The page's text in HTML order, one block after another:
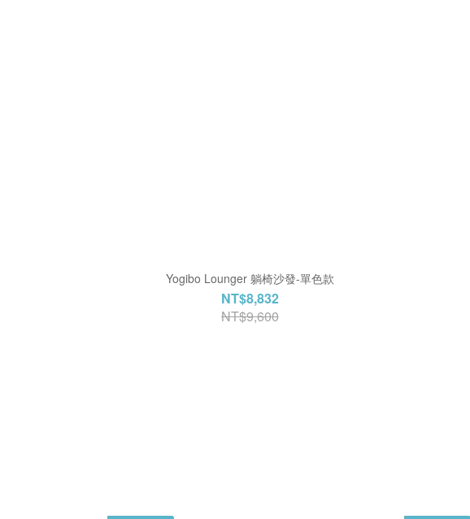
Yogibo Lounger 躺椅沙發-單色款
NT$8,832
NT$9,600